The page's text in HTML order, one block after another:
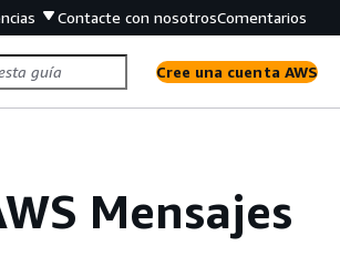
Contacte con nosotrosComentarios
Cree una cuenta AWS
Mensajes